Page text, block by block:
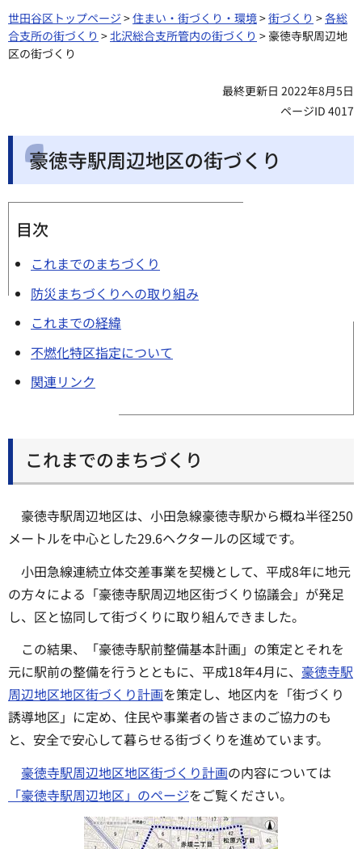
世田谷区トップページ >住まい・街づくり・環境>街づくり >各総
合支所の街づくり >北沢総合支所管内の街づくり > 豪徳寺駅周辺地
区の街づくり
最終更新日 2022年8月5日
ページID 4017
豪徳寺駅周辺地区の街づくり
目次
これまでのまちづくり
防災まちづくりへの取り組み
これまでの経緯
不燃化特区指定について
関連リンク
これまでのまちづくり
豪徳寺駅周辺地区は、小田急線豪徳寺駅から概ね半径250
メートルを中心とした29.6ヘクタールの区域です。
小田急線連続立体交差事業を契機として、平成8年に地元
の方々による「豪徳寺駅周辺地区街づくり協議会」が発足
し、区と協同して街づくりに取り組んできました。
この結果、「豪徳寺駅前整備基本計画」の策定とそれを
元に駅前の整備を行うとともに、平成18年4月に、 豪徳寺駅
周辺地区地区街づくり計画を策定し、地区内を「街づくり
誘導地区」に定め、住民や事業者の皆さまのご協力のも
と、安全で安心して暮らせる街づくりを進めています。
豪徳寺駅周辺地区地区街づくり計画の内容については
「豪徳寺駅周辺地区」のページをご覧ください。